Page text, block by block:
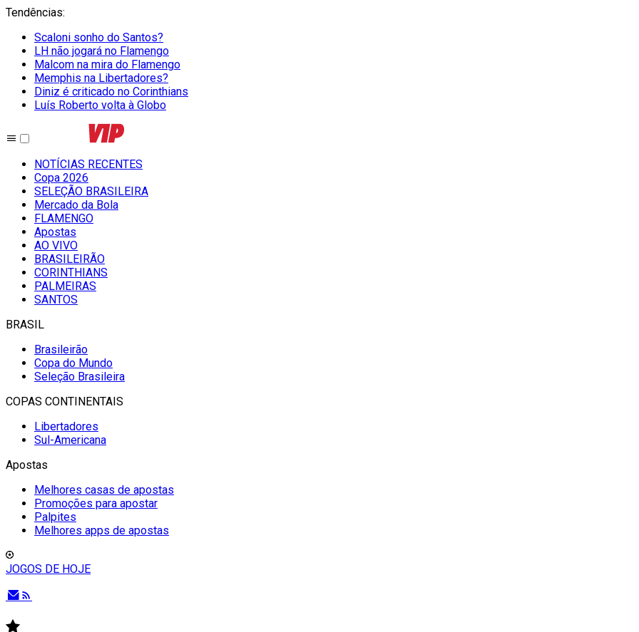
Tendências:
Scaloni sonho do Santos?
LH não jogará no Flamengo
Malcom na mira do Flamengo
Memphis na Libertadores?
Diniz é criticado no Corinthians
Luís Roberto volta à Globo
NOTÍCIAS RECENTES
Copa 2026
SELEÇÃO BRASILEIRA
Mercado da Bola
FLAMENGO
Apostas
AO VIVO
BRASILEIRÃO
CORINTHIANS
PALMEIRAS
SANTOS
BRASIL
Brasileirão
Copa do Mundo
Seleção Brasileira
COPAS CONTINENTAIS
Libertadores
Sul-Americana
Apostas
Melhores casas de apostas
Promoções para apostar
Palpites
Melhores apps de apostas
JOGOS DE HOJE